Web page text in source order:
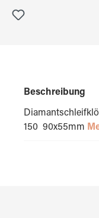
Beschreibung
150 90x55mm